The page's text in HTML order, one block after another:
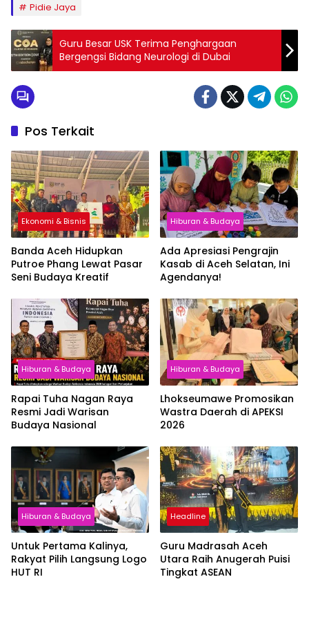
Pidie Jaya
Guru Besar USK Terima Penghargaan
Bergengsi Bidang Neurologi di Dubai
Pos Terkait
Ekonomi & Bisnis
Banda Aceh Hidupkan
Putroe Phang Lewat Pasar
Seni Budaya Kreatif
Hiburan & Budaya
Ada Apresiasi Pengrajin
Kasab di Aceh Selatan, Ini
Agendanya!
Hiburan & Budaya
Rapai Tuha Nagan Raya
Resmi Jadi Warisan
Budaya Nasional
Hiburan & Budaya
Lhokseumawe Promosikan
Wastra Daerah di APEKSI
2026
Hiburan & Budaya
Untuk Pertama Kalinya,
Rakyat Pilih Langsung Logo
HUT RI
Headline
Guru Madrasah Aceh
Utara Raih Anugerah Puisi
Tingkat ASEAN